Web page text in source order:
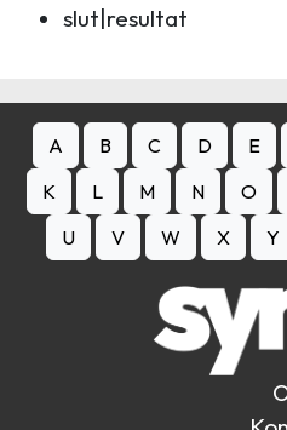
slut|resultat
A B C D E
K
L M N O
U
V W X Y